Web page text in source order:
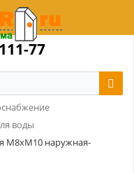
77
воды
M8xM10 наружная-